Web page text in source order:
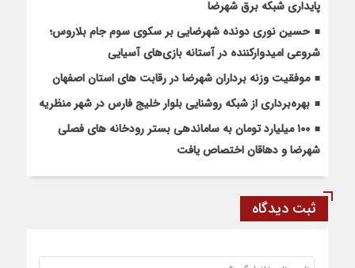
پایداری شبکه برق شهرضا
حسین نوری دونده شهرضایی بر سکوی سوم جام بلاروس؛
شروعی امیدوارکننده در آستانه بازی‌های آسیایی
موفقیت وزنه برداران شهرضا در رقابت های استان اصفهان
بهره‌برداری از شبکه روشنایی بلوار خلیج فارس در شهر منظریه
۱۰۰ میلیارد تومان به ساماندهی بستر رودخانه های فصلی
شهرضا و دهاقان اختصاص یافت
ثبت دیدگاه